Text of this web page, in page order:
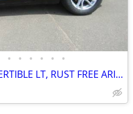
• • • • • •
2013 CHEVY CAMARO CONVERTIBLE LT, RUST FREE ARIZONA CAR,RUNS EXCELLENT